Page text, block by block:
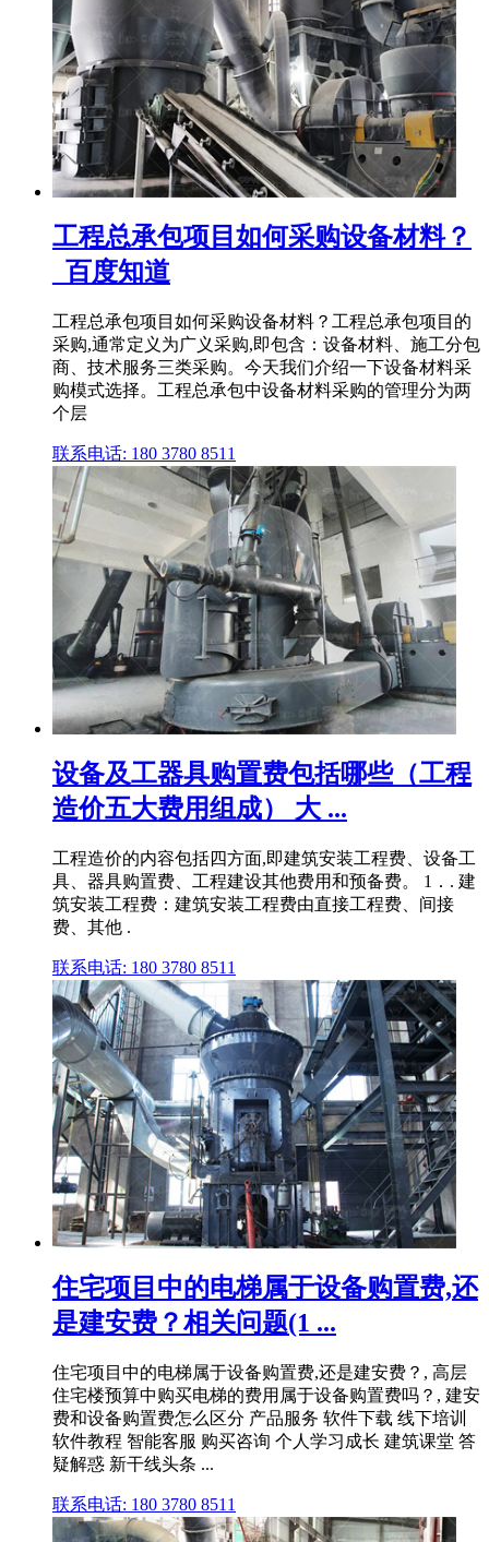
工程总承包项目如何采购设备材料？
_百度知道
工程总承包项目如何采购设备材料？工程总承包项目的
采购,通常定义为广义采购,即包含：设备材料、施工分包
商、技术服务三类采购。今天我们介绍一下设备材料采
购模式选择。工程总承包中设备材料采购的管理分为两
个层
联系电话: 180 3780 8511
设备及工器具购置费包括哪些（工程
造价五大费用组成） 大 ...
工程造价的内容包括四方面,即建筑安装工程费、设备工
具、器具购置费、工程建设其他费用和预备费。 1．. 建
筑安装工程费：建筑安装工程费由直接工程费、间接
费、其他 .
联系电话: 180 3780 8511
住宅项目中的电梯属于设备购置费,还
是建安费？相关问题(1 ...
住宅项目中的电梯属于设备购置费,还是建安费？, 高层
住宅楼预算中购买电梯的费用属于设备购置费吗？, 建安
费和设备购置费怎么区分 产品服务 软件下载 线下培训
软件教程 智能客服 购买咨询 个人学习成长 建筑课堂 答
疑解惑 新干线头条 ...
联系电话: 180 3780 8511